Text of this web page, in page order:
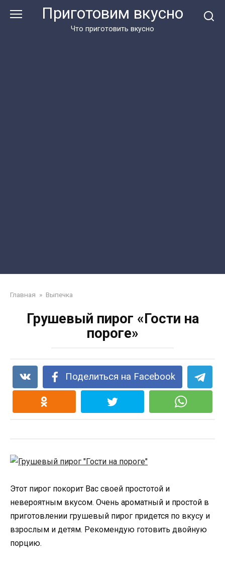
Приготовим вкусно
Что приготовить вкусно
Главная » Выпечка
Грушевый пирог «Гости на
пороге»
Поделиться на Facebook
Этот пирог покорит Вас своей простотой и
невероятным вкусом. Очень ароматный и простой в
приготовлении грушевый пирог придется по вкусу и
взрослым и детям. Рекомендую готовить двойную
порцию.